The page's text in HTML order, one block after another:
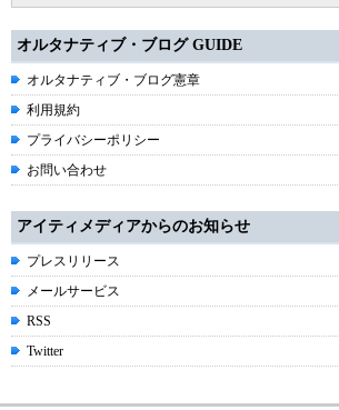
オルタナティブ・ブログ GUIDE
オルタナティブ・ブログ憲章
利用規約
プライバシーポリシー
お問い合わせ
アイティメディアからのお知らせ
プレスリリース
メールサービス
RSS
Twitter